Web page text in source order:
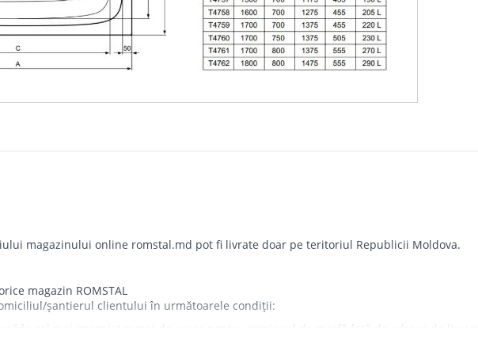
magazinului online romstal.md pot fi livrate doar pe teritoriul Republicii Moldova.
magazin ROMSTAL
șantierul clientului în următoarele condiții:
în cel mai apropiat punct de acces pentru camionul de marfă față de adresa de